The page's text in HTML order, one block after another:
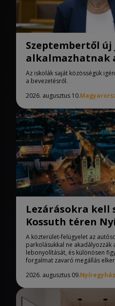
Szeptembertől
alkalmazhatnak
iskolák
Az iskolák saját közösségük
a bevezetésről.
2026. augusztus 10.
Lezárásokra kell
Kossuth téren
A közterület-felügyelet az
parkolásukkal ne akadályozzák
lebonyolítását, és különösen
forgalmat zavaró megállás
2026. augusztus 09.